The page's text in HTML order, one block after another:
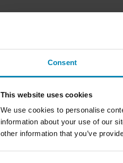
Consent
This website uses cookies
We use cookies to personalise
information about your use of our
other information that you’ve